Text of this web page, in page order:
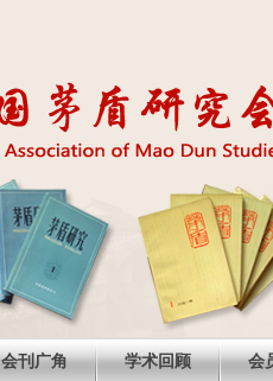
会刊广角 学术回顾 会